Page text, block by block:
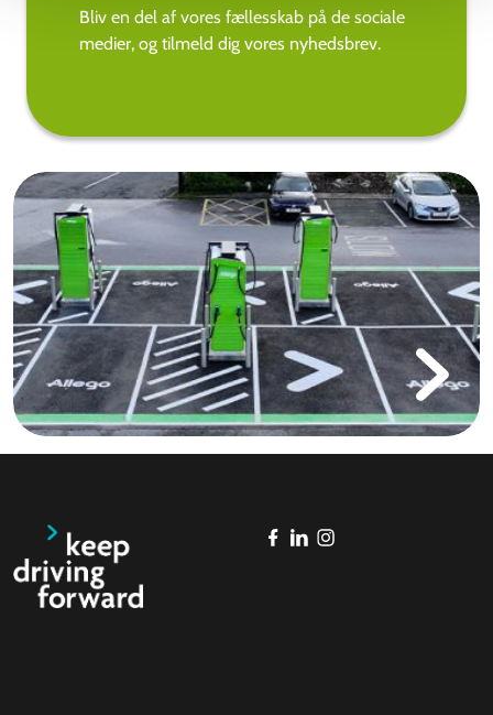
Bliv en del af vores fællesskab på de sociale
medier, og tilmeld dig vores nyhedsbrev.